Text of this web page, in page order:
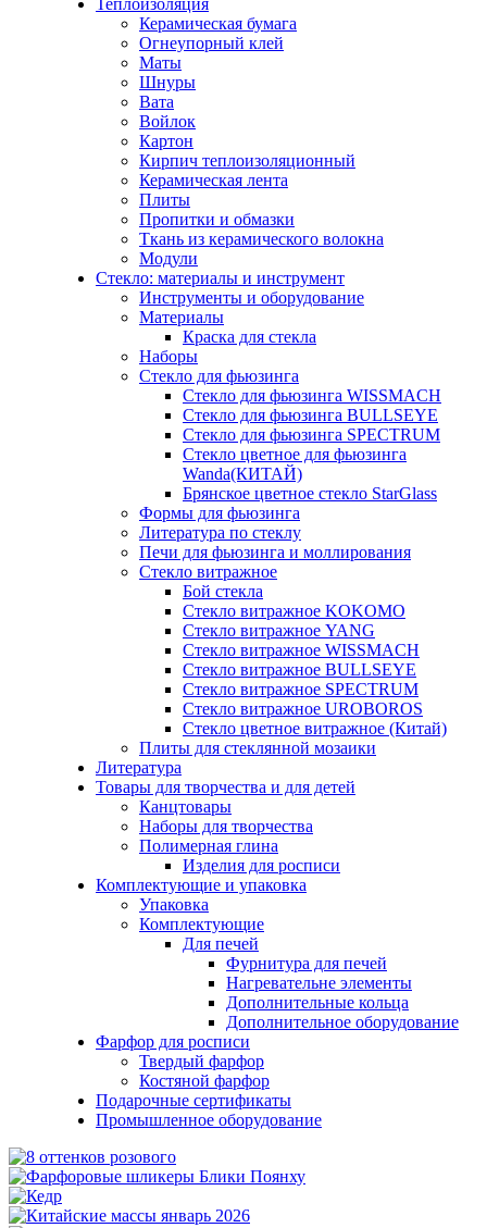
Теплоизоляция
Керамическая бумага
Огнеупорный клей
Маты
Шнуры
Вата
Войлок
Картон
Кирпич теплоизоляционный
Керамическая лента
Плиты
Пропитки и обмазки
Ткань из керамического волокна
Модули
Стекло: материалы и инструмент
Инструменты и оборудование
Материалы
Краска для стекла
Наборы
Стекло для фьюзинга
Стекло для фьюзинга WISSMACH
Стекло для фьюзинга BULLSEYE
Стекло для фьюзинга SPECTRUM
Стекло цветное для фьюзинга
Wanda(КИТАЙ)
Брянское цветное стекло StarGlass
Формы для фьюзинга
Литература по стеклу
Печи для фьюзинга и моллирования
Стекло витражное
Бой стекла
Стекло витражное KOKOMO
Стекло витражное YANG
Стекло витражное WISSMACH
Стекло витражное BULLSEYE
Стекло витражное SPECTRUM
Стекло витражное UROBOROS
Стекло цветное витражное (Китай)
Плиты для стеклянной мозаики
Литература
Товары для творчества и для детей
Канцтовары
Наборы для творчества
Полимерная глина
Изделия для росписи
Комплектующие и упаковка
Упаковка
Комплектующие
Для печей
Фурнитура для печей
Нагревательне элементы
Дополнительные кольца
Дополнительное оборудование
Фарфор для росписи
Твердый фарфор
Костяной фарфор
Подарочные сертификаты
Промышленное оборудование